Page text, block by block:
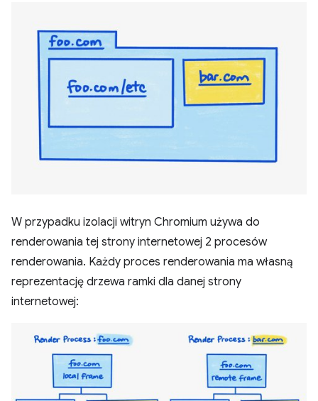
W przypadku izolacji witryn Chromium używa do
renderowania tej strony internetowej 2 procesów
renderowania. Każdy proces renderowania ma własną
reprezentację drzewa ramki dla danej strony
internetowej: